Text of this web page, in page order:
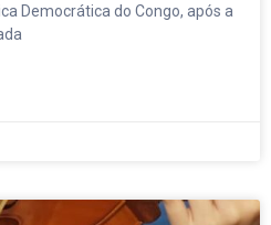
Democrática do Congo, após a